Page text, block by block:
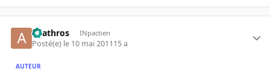
anathros INpactien
Posté(e) le 10 mai 201115 a
AUTEUR